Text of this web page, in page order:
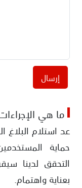
إرسال
ما هي
عد استلام البلاغ
حماية
التحقق لدينا
بعناية واهتمام.